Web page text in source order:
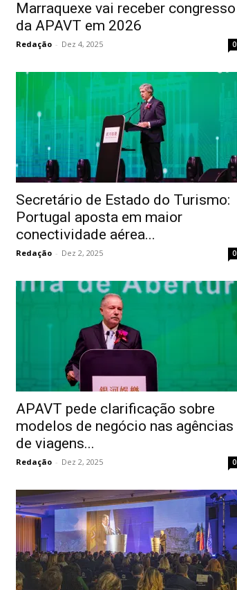
Marraquexe vai receber congresso
da APAVT em 2026
Redação - Dez 4, 2025 0
Secretário de Estado do Turismo:
Portugal aposta em maior
conectividade aérea...
Redação - Dez 2, 2025 0
APAVT pede clarificação sobre
modelos de negócio nas agências
de viagens...
Redação - Dez 2, 2025 0